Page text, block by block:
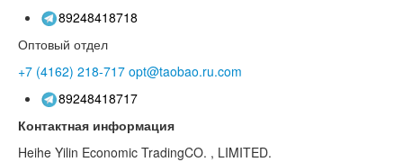
89248418718
Оптовый отдел
+7 (4162) 218-717 opt@taobao.ru.com
89248418717
Контактная информация
Heihe Yilin Economic TradingCO. , LIMITED.